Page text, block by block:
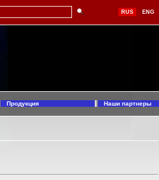
RUS ENG
Продукция Наши партнеры